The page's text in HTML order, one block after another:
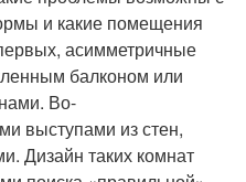
и какие помещения
асимметричные
балконом или
Во-
выступами из стен,
Дизайн таких комнат